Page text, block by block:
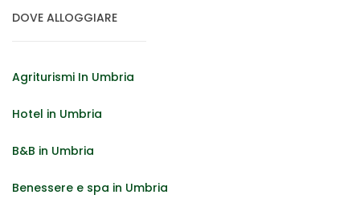
DOVE ALLOGGIARE
Agriturismi In Umbria
Hotel in Umbria
B&B in Umbria
Benessere e spa in Umbria